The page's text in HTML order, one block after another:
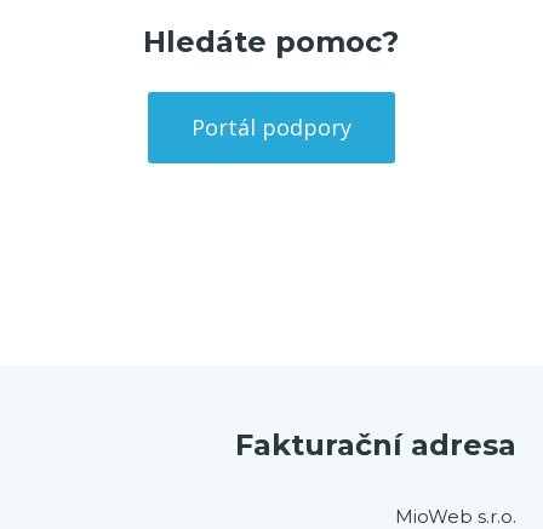
Hledáte pomoc?
Portál podpory
Fakturační adresa
MioWeb s.r.o.